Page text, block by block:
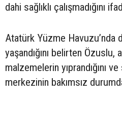
dahi sağlıklı çalışmadığını
Atatürk Yüzme Havuzu’nda
yaşandığını belirten
malzemelerin yıprandığını
merkezinin bakımsız